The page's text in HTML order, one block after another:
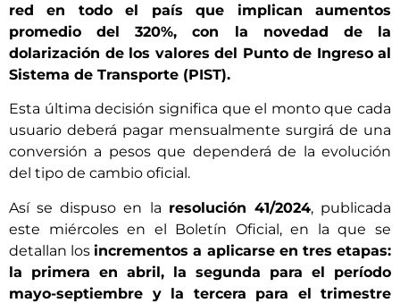
red en todo el país que implican aumentos
promedio del 320%, con la novedad de la
dolarización de los valores del Punto de Ingreso al
Sistema de Transporte (PIST).
Esta última decisión significa que el monto que cada
usuario deberá pagar mensualmente surgirá de una
conversión a pesos que dependerá de la evolución
del tipo de cambio oficial.
Así se dispuso en la resolución 41/2024, publicada
este miércoles en el Boletín Oficial, en la que se
detallan losincrementos a aplicarse en tres etapas:
la primera en abril, la segunda para el período
mayo-septiembre y la tercera para el trimestre